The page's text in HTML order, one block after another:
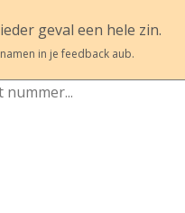
geval een hele zin.
in je feedback aub.